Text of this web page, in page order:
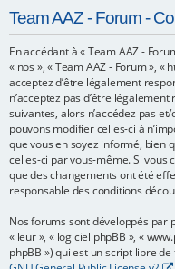
Team AAZ - Forum -
En accédant à « Team AAZ -
« nos », « Team AAZ - Forum »,
acceptez d’être légalement
n’acceptez pas d’être
suivantes, alors n’accédez pas
pouvons modifier celles-ci à
que vous en soyez informé, bien
celles-ci par vous-même. Si vous
que des changements ont été
responsable des conditions
Nos forums sont développés par
« leur », « logiciel phpBB », «
phpBB ») qui est un script libre